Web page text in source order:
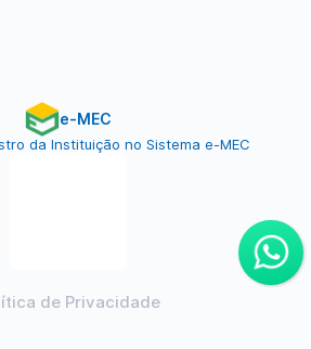
e-MEC
da Instituição no Sistema e-MEC
de Privacidade